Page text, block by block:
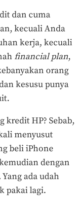
dan cuma
kecuali Anda
kerja, kecuali
financial plan,
orang
kesusu punya
kredit HP? Sebab,
menyusut
beli iPhone
dengan
ada udah
pakai lagi.